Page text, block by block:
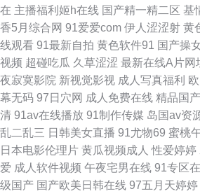
91网黄 中文字幕绯色av 色色一本岛色 麻豆快播
五月天狠狠撸 91c逼 日本少妇内射欧美 黄色电
福利姫精品导航 黄色剧场 九一福利版 大香蕉福
影偶偶 日韩有码视频网 午夜专
在 主播福利姬h在线 国产精一精二区 基
香5月综合网 91爱爱com 伊人涩涩射 黄
线观看 91最新自拍 黄色软件91 国产操
视频 超碰吃瓜 久草涩涩 最新在线A片网
夜寂寞影院 新视觉影视 成人写真福利
幕无码 97日穴网 成人免费在线 精品国
清 91av在线播放 91制作传媒 岛国av资
乱二乱三 日韩美女直播 91尤物69 蜜桃
日本电影伦理片 黄瓜视频成人 性爱婷婷
爱 成人软件视频 午夜宅男在线 91专区
级国产 国产欧美日韩在线 97五月天婷婷